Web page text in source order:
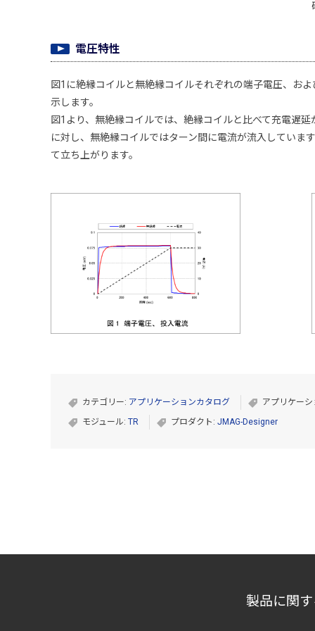
電圧特性
図1に絶縁コイルと無絶縁コイルそれぞれの端子電圧、お
示します。
図1より、無絶縁コイルでは、絶縁コイルと比べて充電遅
に対し、無絶縁コイルではターン間に電流が流入していま
て立ち上がります。
カテゴリー: アプリケーションカタログ
アプリケー
モジュール: TR プロダクト: JMAG-Designer
製品に関